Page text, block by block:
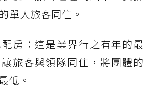
單人旅客同住。
房：這是業界行之有年的最
旅客與領隊同住，將團體的
低。